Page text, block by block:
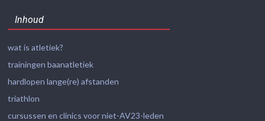
Inhoud
wat is atletiek?
trainingen baanatletiek
hardlopen lange(re) afstanden
triathlon
cursussen en clinics voor niet-AV23-leden